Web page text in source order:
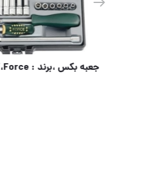
جعبه بکس برند فورس کد۴۱۷۱